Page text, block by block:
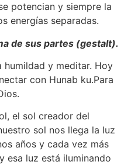
potencian y siempre la
energías separadas.
de sus partes (gestalt).
humildad y meditar. Hoy
con Hunab ku.Para
el sol creador del
sol nos llega la luz
años y cada vez más
esa luz está iluminando